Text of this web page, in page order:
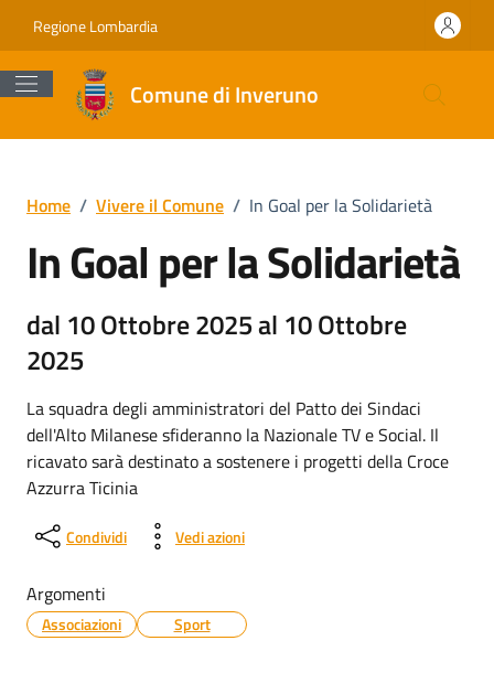
Regione Lombardia
Comune di Inveruno
Home / Vivere il Comune / In Goal per la Solidarietà
In Goal per la Solidarietà
dal 10 Ottobre 2025 al 10 Ottobre
2025
La squadra degli amministratori del Patto dei Sindaci
dell'Alto Milanese sfideranno la Nazionale TV e Social. Il
ricavato sarà destinato a sostenere i progetti della Croce
Azzurra Ticinia
Condividi Vedi azioni
Argomenti
Associazioni Sport